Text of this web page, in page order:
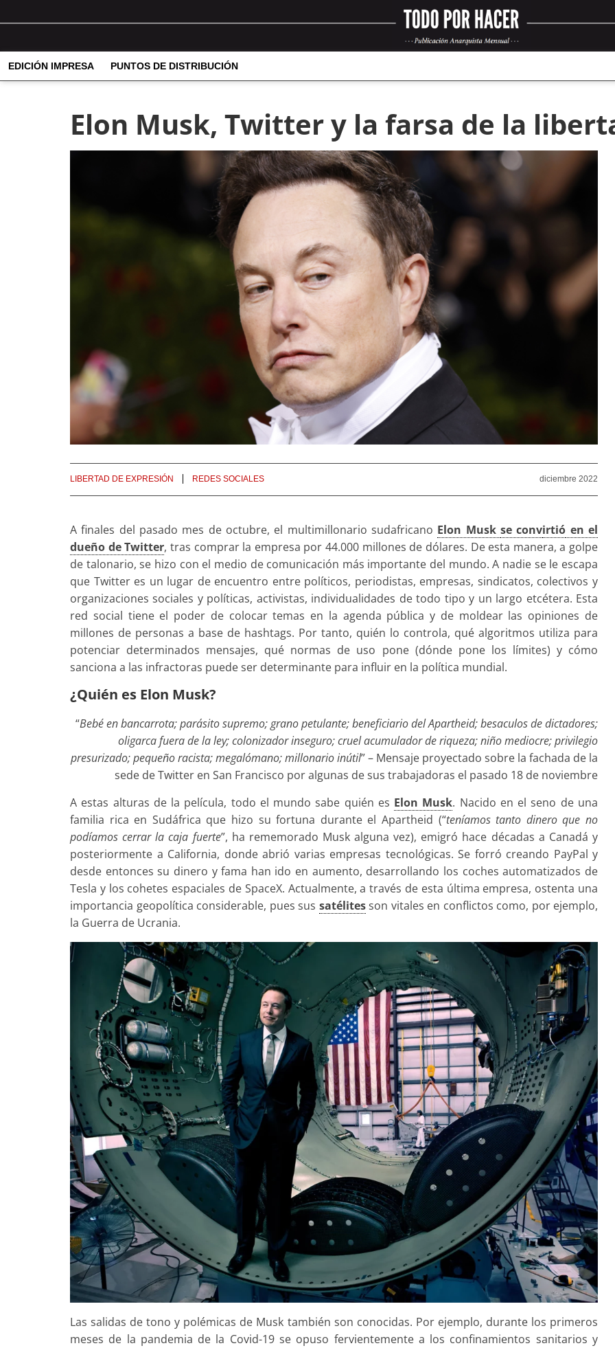
EDICIÓN IMPRESA PUNTOS DE DISTRIBUCIÓN
Elon Musk, Twitter y la farsa de la
diciembre 2022
LIBERTAD DE EXPRESIÓN REDES SOCIALES
A finales del pasado mes de octubre, el multimillonario sudafricano Elon Muskse convirtió en el
dueño de Twitter, tras comprar la empresa por 44.000 millones de dólares. De esta manera, a golpe
de talonario, se hizo con el medio de comunicación más importante del mundo. A nadie se le escapa
que Twitter es un lugar de encuentro entre políticos, periodistas, empresas, sindicatos, colectivos y
organizaciones sociales y políticas, activistas, individualidades de todo tipo y un largo etcétera. Esta
red social tiene el poder de colocar temas en la agenda pública y de moldear las opiniones de
millones de personas a base de hashtags. Por tanto, quién lo controla, qué algoritmos utiliza para
potenciar determinados mensajes, qué normas de uso pone (dónde pone los límites) y cómo
sanciona a las infractoras puede ser determinante para influir en la política mundial.
¿Quién es Elon Musk?
“Bebé en bancarrota; parásito supremo; grano petulante; beneficiario del Apartheid; besaculos de dictadores;
oligarca fuera de la ley; colonizador inseguro; cruel acumulador de riqueza; niño mediocre; privilegio
presurizado; pequeño racista; megalómano; millonario inútil” – Mensaje proyectado sobre la fachada de la
sede de Twitter en San Francisco por algunas de sus trabajadoras el pasado 18 de noviembre
A estas alturas de la película, todo el mundo sabe quién es Elon Musk. Nacido en el seno de una
familia rica en Sudáfrica que hizo su fortuna durante el Apartheid (“teníamos tanto dinero que no
podíamos cerrar la caja fuerte”, ha rememorado Musk alguna vez), emigró hace décadas a Canadá y
posteriormente a California, donde abrió varias empresas tecnológicas. Se forró creando PayPal y
desde entonces su dinero y fama han ido en aumento, desarrollando los coches automatizados de
Tesla y los cohetes espaciales de SpaceX. Actualmente, a través de esta última empresa, ostenta una
importancia geopolítica considerable, pues sus satélitesson vitales en conflictos como, por ejemplo,
la Guerra de Ucrania.
Las salidas de tono y polémicas de Musk también son conocidas. Por ejemplo, durante los primeros
meses de la pandemia de la Covid-19 se opuso fervientemente a los confinamientos sanitarios y